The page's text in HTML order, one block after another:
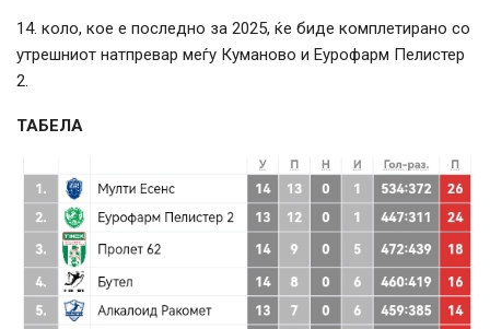
14. коло, кое е последно за 2025, ќе биде комплетирано со
утрешниот натпревар меѓу Куманово и Еурофарм Пелистер
2.
ТАБЕЛА